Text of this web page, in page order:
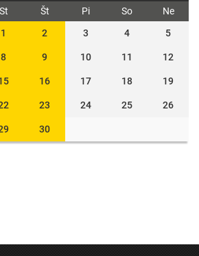
St Št Pi So
Ne
1
2 3 4 5
8 9 10 11 12
16 17 18 19
23 24 25 26
30